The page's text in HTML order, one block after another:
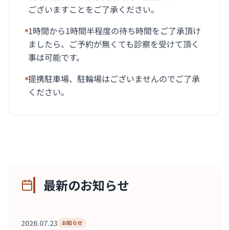
ございますことをご了承ください。
1時間から1時間半程度の待ち時間をご了承頂け
ましたら、ご予約が無くても診察を受けて頂く
事は可能です。
提携駐車場、駐輪場はございませんのでご了承
ください。
最新のお知らせ
2026.07.23 お知らせ